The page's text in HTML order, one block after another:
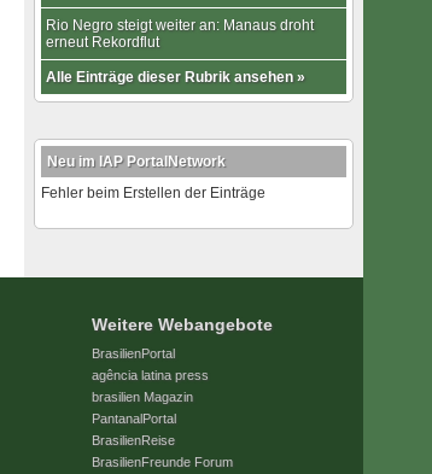
Rio Negro steigt weiter an: Manaus droht
erneut Rekordflut
Alle Einträge dieser Rubrik ansehen »
Neu im IAP PortalNetwork
Fehler beim Erstellen der Einträge
Weitere Webangebote
BrasilienPortal
agência latina press
brasilien Magazin
PantanalPortal
BrasilienReise
BrasilienFreunde Forum